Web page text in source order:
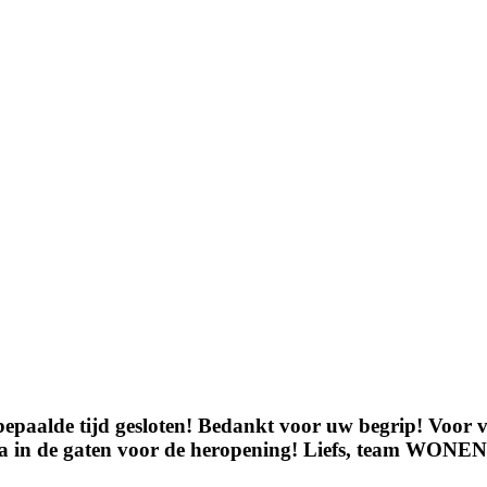
tijd gesloten! Bedankt voor uw begrip!
in de gaten voor de heropening! Liefs, team